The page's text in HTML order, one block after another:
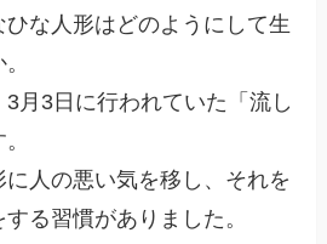
な人形はどのようにして生
月3日に行われていた「流し
人の悪い気を移し、それを
る習慣がありました。